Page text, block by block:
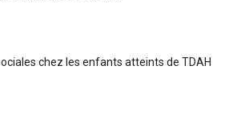
chez les enfants atteints de TDAH